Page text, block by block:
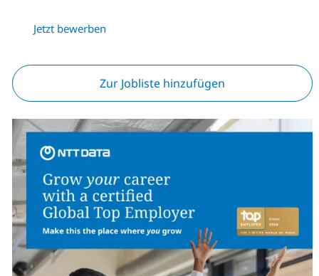
Jetzt bewerben
Zur Jobliste hinzufügen